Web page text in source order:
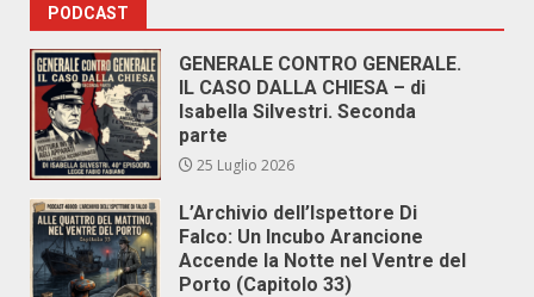
PODCAST
GENERALE CONTRO GENERALE.
IL CASO DALLA CHIESA – di
Isabella Silvestri. Seconda
parte
25 Luglio 2026
L’Archivio dell’Ispettore Di
Falco: Un Incubo Arancione
Accende la Notte nel Ventre del
Porto (Capitolo 33)